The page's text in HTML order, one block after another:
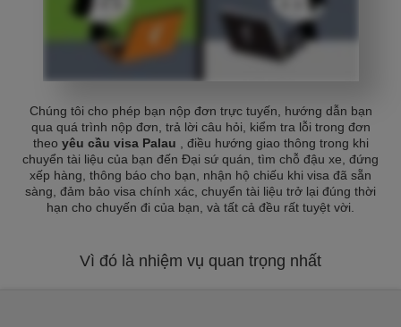
Chúng tôi cho phép bạn nộp đơn trực tuyến, hướng dẫn bạn
qua quá trình nộp đơn, trả lời câu hỏi, kiểm tra lỗi trong đơn
theo yêu cầu visa Palau
, điều hướng giao thông trong khi
chuyển tài liệu của bạn đến Đại sứ quán, tìm chỗ đậu xe, đứng
xếp hàng, thông báo cho bạn, nhận hộ chiếu khi visa đã sẵn
sàng, đảm bảo visa chính xác, chuyển tài liệu trở lại đúng thời
hạn cho chuyến đi của bạn, và tất cả đều rất tuyệt vời.
Vì đó là nhiệm vụ quan trọng nhất